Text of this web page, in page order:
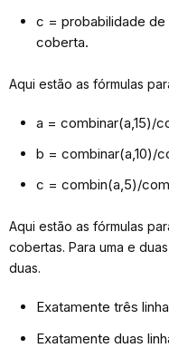
c = probabilidade
coberta.
Aqui estão as fórmulas
a = combinar(a,15)/
b = combinar(a,10)/
c = combin(a,5)/
Aqui estão as fórmulas
cobertas. Para uma e
duas.
Exatamente três
Exatamente duas